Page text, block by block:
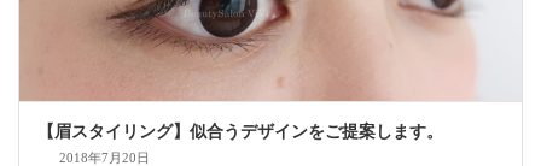
【眉スタイリング】似合うデザインをご提案します。
2018年7月20日